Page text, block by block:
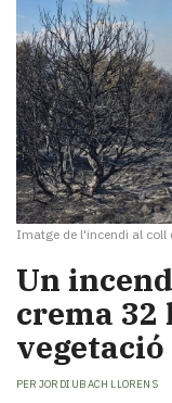
Imatge de l'incendi al coll
Un
crema 32
PER JORDI UBACH LLORENS